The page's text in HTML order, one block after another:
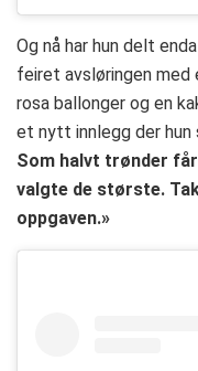
Og nå har hun delt
feiret avsløringen
rosa ballonger og en
et nytt innlegg der hun
Som halvt trønder
valgte de største.
oppgaven.»